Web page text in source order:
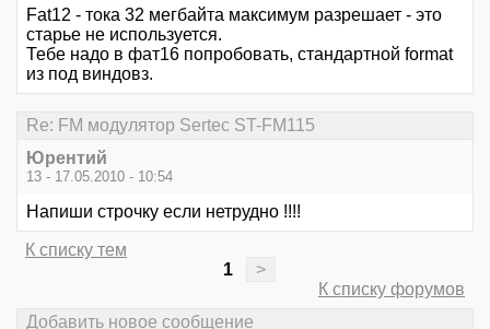
Fat12 - тока 32 мегбайта максимум разрешает - это
старье не используется.
Тебе надо в фат16 попробовать, стандартной format
из под виндовз.
Re: FM модулятор Sertec ST-FM115
Юрентий
13 - 17.05.2010 - 10:54
Напиши строчку если нетрудно !!!!
К списку тем
1
>
К списку форумов
Добавить новое сообщение